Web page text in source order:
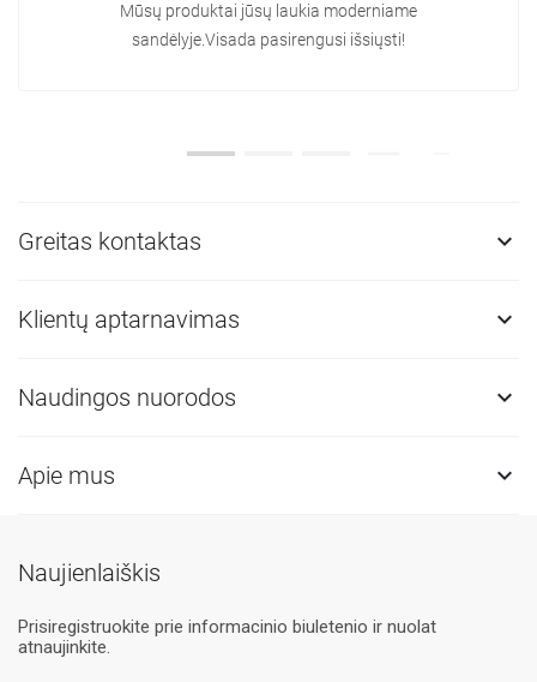
Mūsų produktai jūsų laukia moderniame
sandėlyje.Visada pasirengusi išsiųsti!
Greitas kontaktas 
Klientų aptarnavimas 
Naudingos nuorodos 
Apie mus 
Naujienlaiškis
Prisiregistruokite prie informacinio biuletenio ir nuolat
atnaujinkite.